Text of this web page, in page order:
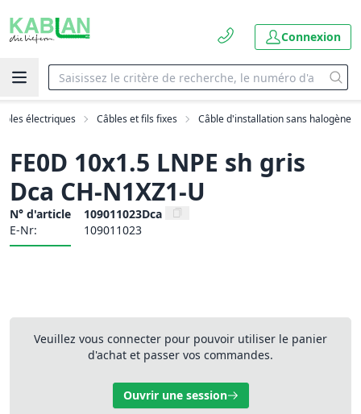
Connexion
électriques Câbles et fils fixes Câble d'installation sans halogène
FE0D 10x1.5 LNPE sh gris
Dca CH-N1XZ1-U
N° d'article
109011023Dca
E-Nr:
109011023
Veuillez vous connecter pour pouvoir utiliser le panier
d'achat et passer vos commandes.
Ouvrir une session